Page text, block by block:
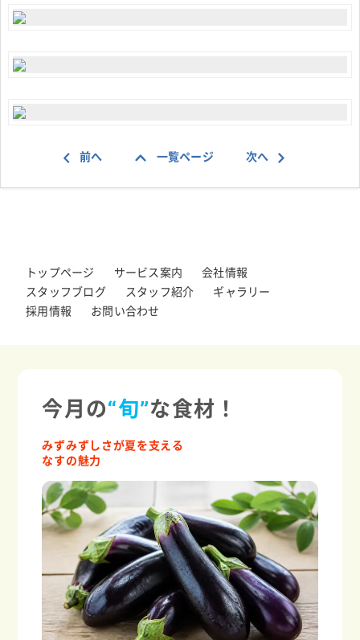
前へ 一覧ページ 次へ
トップページ サービス案内
会社情報
スタッフブログ
スタッフ紹介
ギャラリー
採用情報
お問い合わせ
今月の“旬”な食材！
みずみずしさが夏を支える
なすの魅力